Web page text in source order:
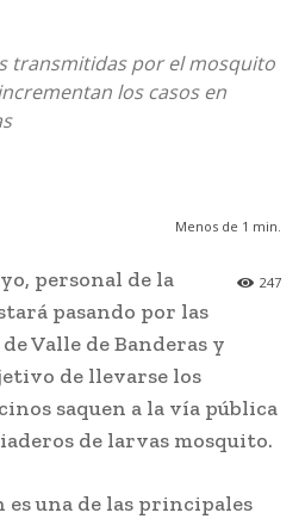
transmitidas por el mosquito
los casos en
Menos de 1 min.
247
personal de la
pasando por las
Valle de Banderas y
de llevarse los
saquen a la vía pública
de larvas mosquito.
es una de las principales